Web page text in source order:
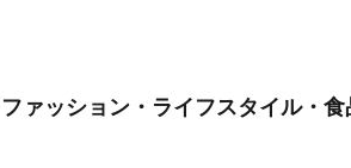
ァッション・ライフスタイル・